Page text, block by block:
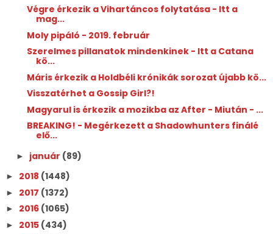
Végre érkezik a Vihartáncos folytatása - Itt a
mag...
Moly pipáló - 2019. február
Szerelmes pillanatok mindenkinek - Itt a Catana
kö...
Máris érkezik a Holdbéli krónikák sorozat újabb kö...
Visszatérhet a Gossip Girl?!
Magyarul is érkezik a mozikba az After - Miután - ...
BREAKING! - Megérkezett a Shadowhunters finálé
elő...
► január (89)
► 2018 (1448)
► 2017 (1372)
► 2016 (1065)
► 2015 (434)